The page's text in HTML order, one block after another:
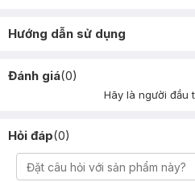
Hướng dẫn sử dụng
Đánh giá(0)
Hãy là người đầu
Hỏi đáp(0)